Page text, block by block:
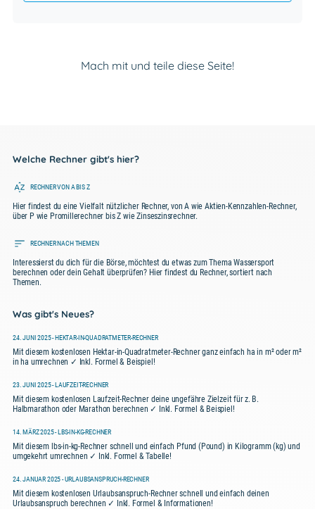
Mach mit und teile diese Seite!
Welche Rechner gibt's hier?
RECHNER VON A BIS Z
Hier findest du eine Vielfalt nützlicher Rechner, von A wie Aktien-Kennzahlen-Rechner,
über P wie Promillerechner bis Z wie Zinseszinsrechner.
RECHNER NACH THEMEN
Interessierst du dich für die Börse, möchtest du etwas zum Thema Wassersport
berechnen oder dein Gehalt überprüfen? Hier findest du Rechner, sortiert nach
Themen.
Was gibt's Neues?
24. JUNI 2025 - HEKTAR-IN-QUADRATMETER-RECHNER
Mit diesem kostenlosen Hektar-in-Quadratmeter-Rechner ganz einfach ha in m² oder m²
in ha umrechnen ✓ Inkl. Formel & Beispiel!
23. JUNI 2025 - LAUFZEIT-RECHNER
Mit diesem kostenlosen Laufzeit-Rechner deine ungefähre Zielzeit für z. B.
Halbmarathon oder Marathon berechnen ✓ Inkl. Formel & Beispiel!
14. MÄRZ 2025 - LBS-IN-KG-RECHNER
Mit diesem lbs-in-kg-Rechner schnell und einfach Pfund (Pound) in Kilogramm (kg) und
umgekehrt umrechnen ✓ Inkl. Formel & Tabelle!
24. JANUAR 2025 - URLAUBSANSPRUCH-RECHNER
Mit diesem kostenlosen Urlaubsanspruch-Rechner schnell und einfach deinen
Urlaubsanspruch berechnen ✓ Inkl. Formel & Informationen!